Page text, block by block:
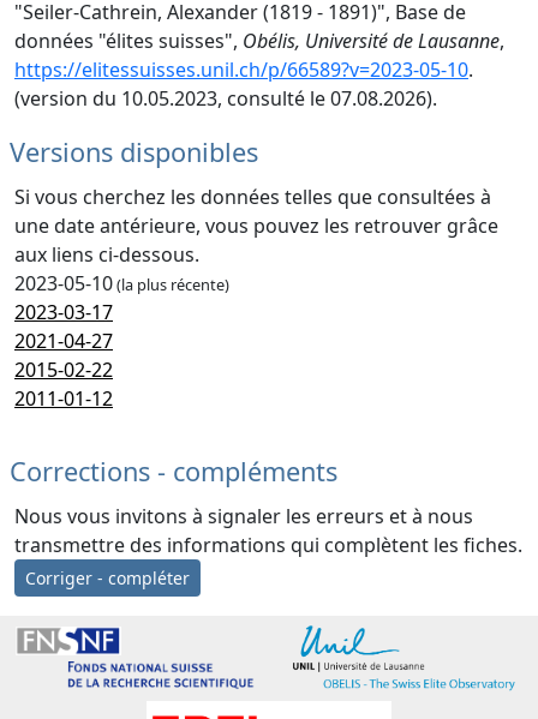
"Seiler-Cathrein, Alexander (1819 - 1891)", Base de
données "élites suisses", Obélis, Université de Lausanne,
https://elitessuisses.unil.ch/p/66589?v=2023-05-10.
(version du 10.05.2023, consulté le 07.08.2026).
Versions disponibles
Si vous cherchez les données telles que consultées à
une date antérieure, vous pouvez les retrouver grâce
aux liens ci-dessous.
2023-05-10(la plus récente)
2023-03-17
2021-04-27
2015-02-22
2011-01-12
Corrections - compléments
Nous vous invitons à signaler les erreurs et à nous
transmettre des informations qui complètent les fiches.
Corriger - compléter